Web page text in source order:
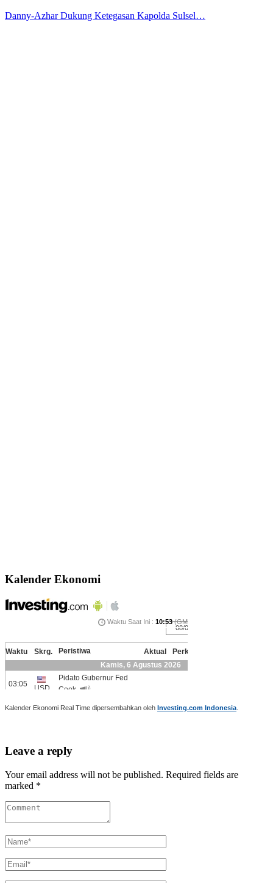
Danny-Azhar Dukung Ketegasan Kapolda Sulsel…
Kalender Ekonomi
Kalender Ekonomi Real Time dipersembahkan oleh Investing.com Indonesia
Leave a reply
Your email address will not be published. Required fields are
marked *